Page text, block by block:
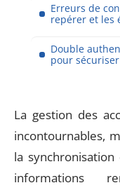
Erreurs de
repérer et les
Double
pour
La gestion des
incontournables,
la
informations